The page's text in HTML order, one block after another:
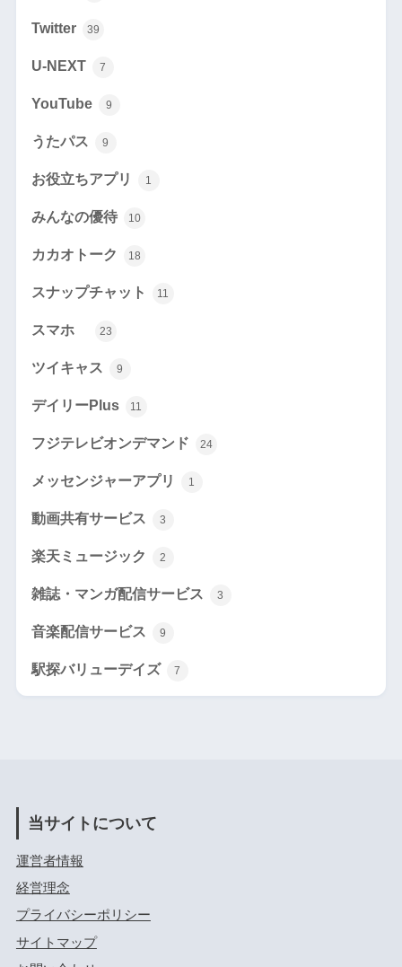
Twitter 39
U-NEXT 7
YouTube 9
うたパス 9
お役立ちアプリ 1
みんなの優待 10
カカオトーク 18
スナップチャット 11
スマホ 23
ツイキャス 9
デイリーPlus 11
フジテレビオンデマンド 24
メッセンジャーアプリ 1
動画共有サービス 3
楽天ミュージック 2
雑誌・マンガ配信サービス 3
音楽配信サービス 9
駅探バリューデイズ 7
当サイトについて
運営者情報
経営理念
プライバシーポリシー
サイトマップ